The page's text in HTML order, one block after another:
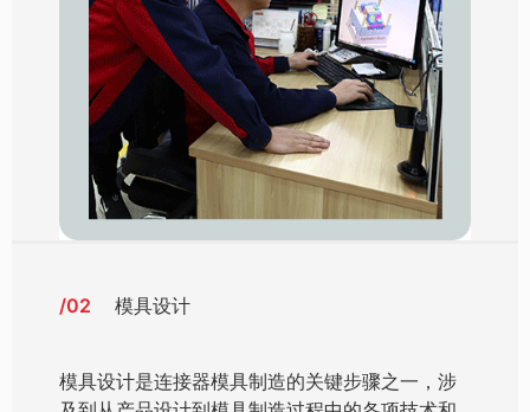
/02 模具设计
模具设计是连接器模具制造的关键步骤之一，涉